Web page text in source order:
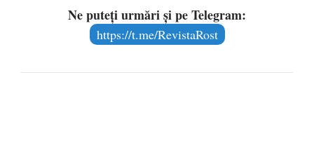
Ne puteți urmări și pe Telegram:
https://t.me/RevistaRost